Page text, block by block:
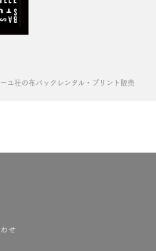
ユ社の布バックレンタル・プリント販売
せ